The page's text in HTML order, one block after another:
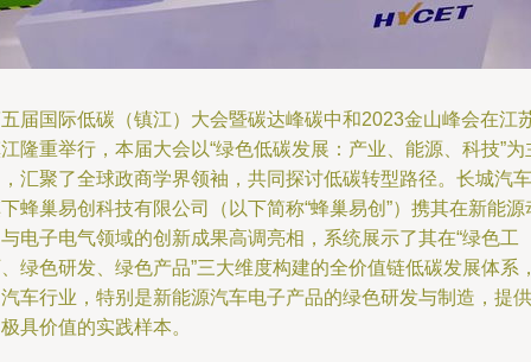
届国际低碳（镇江）大会暨碳达峰碳中和2023金山峰会在江
隆重举行，本届大会以“绿色低碳发展：产业、能源、科技”为
汇聚了全球政商学界领袖，共同探讨低碳转型路径。长城汽车
蜂巢易创科技有限公司（以下简称“蜂巢易创”）携其在新能源
电子电气领域的创新成果高调亮相，系统展示了其在“绿色工
绿色研发、绿色产品”三大维度构建的全价值链低碳发展体系
车行业，特别是新能源汽车电子产品的绿色研发与制造，提供
具价值的实践样本。